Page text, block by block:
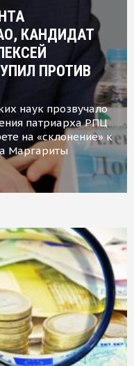
КАНДИДАТ
ПРОТИВ
наук прозвучало
патриарха РПЦ
на «склонение» к
Маргариты